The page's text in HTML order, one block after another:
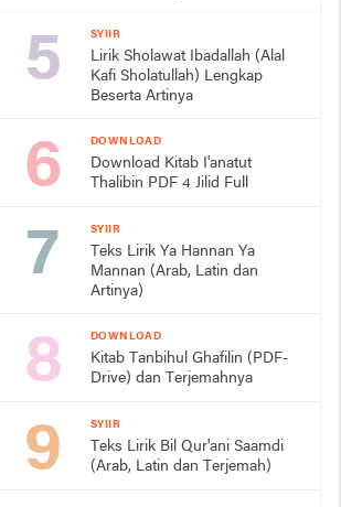
SYIIR
Lirik Sholawat Ibadallah (Alal
Kafi Sholatullah) Lengkap
Beserta Artinya
DOWNLOAD
Download Kitab I'anatut
Thalibin PDF 4 Jilid Full
SYIIR
Teks Lirik Ya Hannan Ya
Mannan (Arab, Latin dan
Artinya)
DOWNLOAD
Kitab Tanbihul Ghafilin (PDF-
Drive) dan Terjemahnya
SYIIR
Teks Lirik Bil Qur'ani Saamdi
(Arab, Latin dan Terjemah)